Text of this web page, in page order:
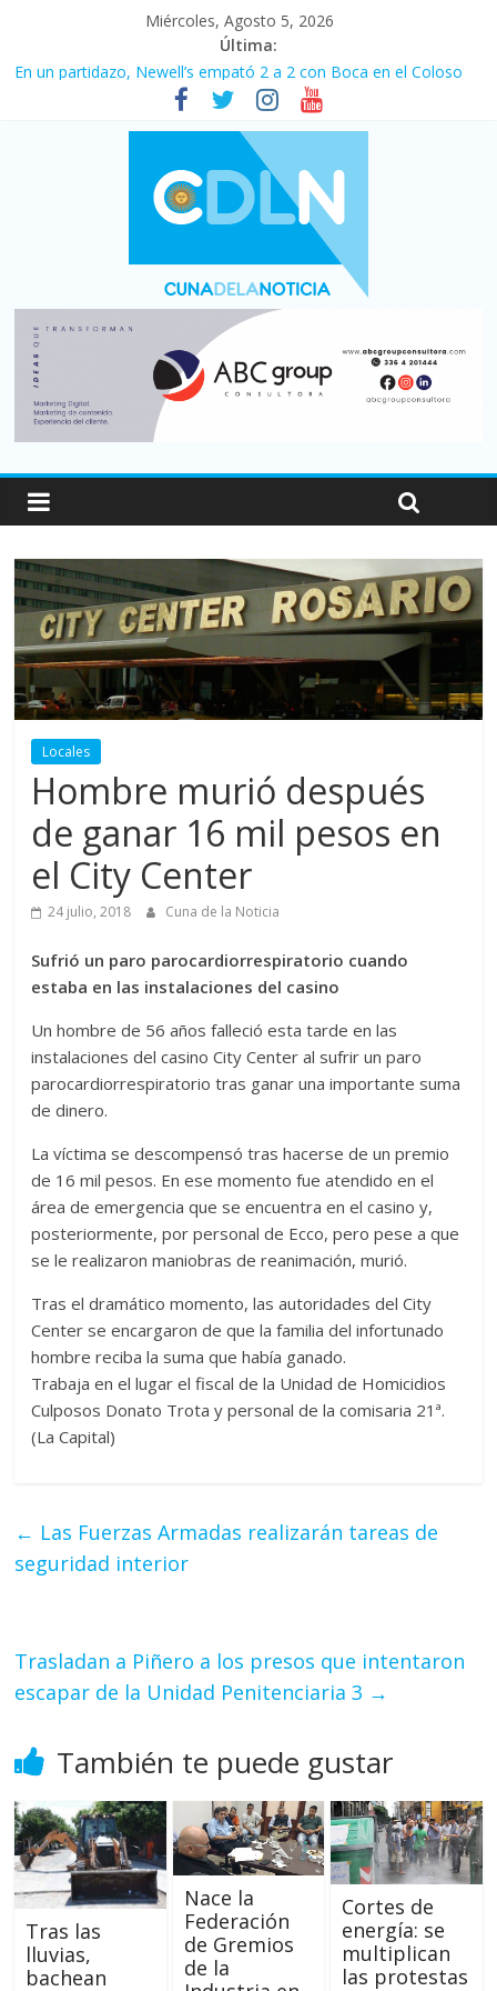
Miércoles, Agosto 5, 2026
Última:
Pullaro mejora sus relaciones con el Gobierno nacional
En un partidazo, Newell’s empató 2 a 2 con Boca en el Coloso
Vacaciones de invierno con más movimiento y consumo
turístico: 4,6 millones de personas viajaron por el país, un 5,9%
Fuerte caída de la venta de autos usados en julio: bajó un 12,6%
Central venció 1 a 0 al River de Coudet en el Monumental
Locales
Hombre murió después
de ganar 16 mil pesos en
el City Center
24 julio, 2018 Cuna de la Noticia
Sufrió un paro parocardiorrespiratorio cuando
estaba en las instalaciones del casino
Un hombre de 56 años falleció esta tarde en las
instalaciones del casino City Center al sufrir un paro
parocardiorrespiratorio tras ganar una importante suma
de dinero.
La víctima se descompensó tras hacerse de un premio
de 16 mil pesos. En ese momento fue atendido en el
área de emergencia que se encuentra en el casino y,
posteriormente, por personal de Ecco, pero pese a que
se le realizaron maniobras de reanimación, murió.
Tras el dramático momento, las autoridades del City
Center se encargaron de que la familia del infortunado
hombre reciba la suma que había ganado.
Trabaja en el lugar el fiscal de la Unidad de Homicidios
Culposos Donato Trota y personal de la comisaria 21ª.
(La Capital)
← Las Fuerzas Armadas realizarán tareas de
seguridad interior
Trasladan a Piñero a los presos que intentaron
escapar de la Unidad Penitenciaria 3 →
También te puede gustar
Tras las
lluvias,
bachean
Nace la
Federación
de Gremios
de la
Cortes de
energía: se
multiplican
las protestas